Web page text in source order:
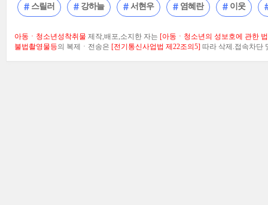
스릴러 강하늘 서현우 염혜란 이웃
아동ㆍ청소년성착취물 제작,배포,소지한 자는 [아동ㆍ청소년의 성보호에 관한
불법촬영물등의 복제ㆍ전송은 [전기통신사업법 제22조의5] 따라 삭제.접속차단